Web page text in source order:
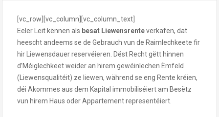
[vc_row][vc_column][vc_column_text]
Eeler Leit kënnen als besat Liewensrenteverkafen, dat
heescht andeems se de Gebrauch vun de Raimlechkeete fir
hir Liewensdauer reservéieren. Dëst Recht gëtt hinnen
d’Méiglechkeet weider an hirem gewéinlechen Ëmfeld
(Liewensqualitéit) ze liewen, während se eng Rente kréien,
déi Akommes aus dem Kapital immobiliséiert am Besëtz
vun hirem Haus oder Appartement representéiert.